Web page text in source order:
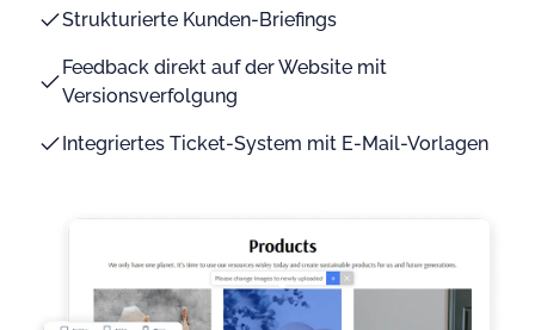
Strukturierte Kunden-Briefings
Feedback direkt auf der Website mit
Versionsverfolgung
Integriertes Ticket-System mit E-Mail-Vorlagen